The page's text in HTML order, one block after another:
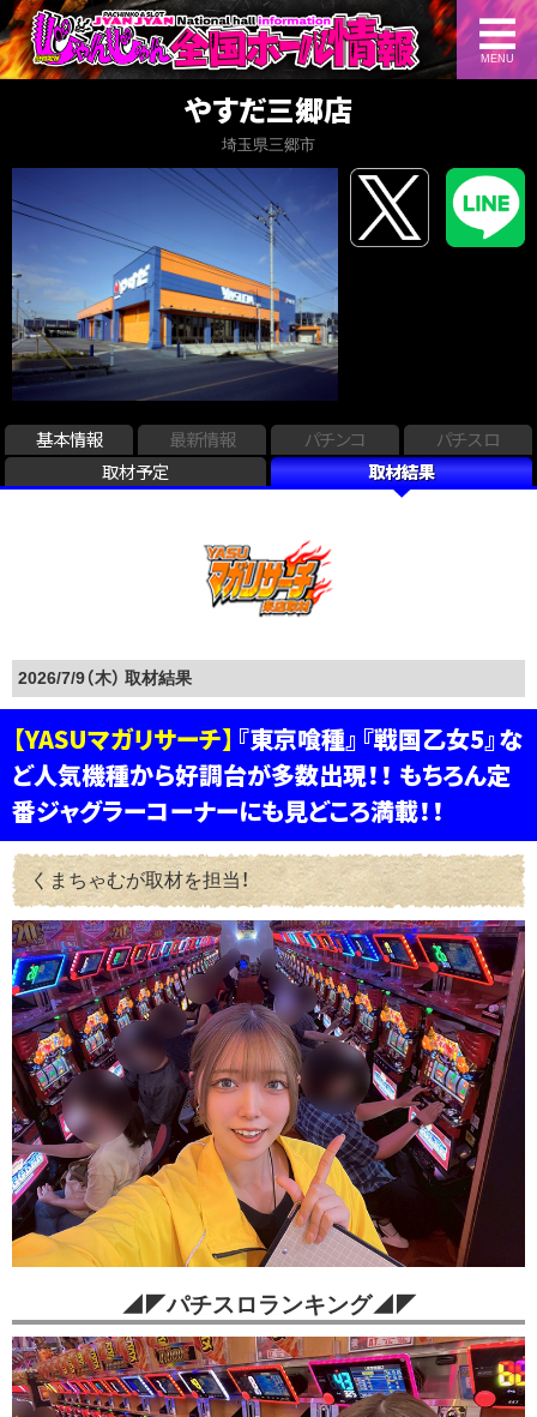
MENU
やすだ三郷店
埼玉県三郷市
基本情報 最新情報 パチンコ
パチスロ
取材予定
取材結果
2026/7/9（木）
【YASUマガリサーチ】 『東京喰種』『戦国乙女5』な
ど人気機種から好調台が多数出現！！ もちろん定
番ジャグラーコーナーにも見どころ満載！！
くまちゃむが取材を担当！
◢◤パチスロランキング◢◤